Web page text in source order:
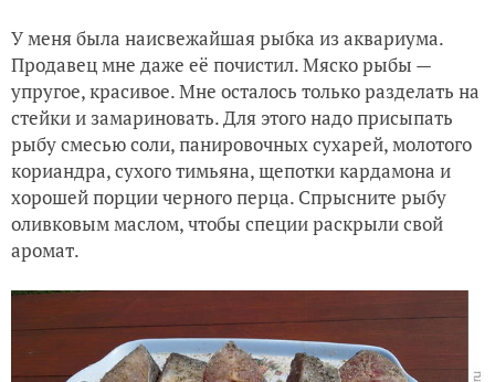
У меня была наисвежайшая рыбка из аквариума.
Продавец мне даже её почистил. Мяско рыбы —
упругое, красивое. Мне осталось только разделать на
стейки и замариновать. Для этого надо присыпать
рыбу смесью соли, панировочных сухарей, молотого
кориандра, сухого тимьяна, щепотки кардамона и
хорошей порции черного перца. Спрысните рыбу
оливковым маслом, чтобы специи раскрыли свой
аромат.